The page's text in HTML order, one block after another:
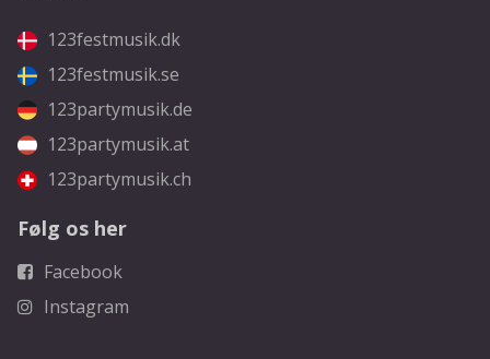
123festmusik.dk
123festmusik.se
123partymusik.de
123partymusik.at
123partymusik.ch
Følg os her
Facebook
Instagram